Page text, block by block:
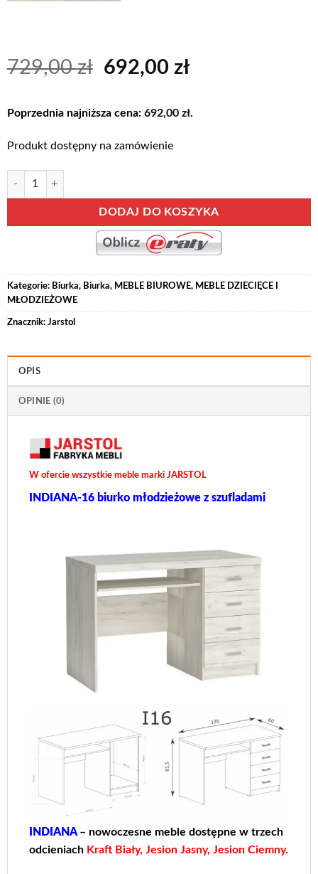
729,00zł Pierwotna
wynosiła:
692,00złAktualna
wynosi:
Poprzednia najniższa cena: 692,00 zł.
Produkt dostępny na zamówienie
ilość INDIANA-16 biurko młodzieżowe z szufladami 120 cm Kraft Biały
DODAJ DO KOSZYKA
Alternative:
Kategorie: Biurka, Biurka, MEBLE BIUROWE, MEBLE DZIECIĘCE I
MŁODZIEŻOWE
Znacznik: Jarstol
OPIS
OPINIE (0)
W ofercie wszystkie meble marki JARSTOL
INDIANA-16 biurko młodzieżowe z szufladami
INDIANA – nowoczesne meble dostępne w trzech
odcieniachKraft Biały, Jesion Jasny, Jesion Ciemny.